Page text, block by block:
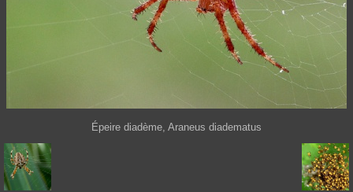
Épeire diadème, Araneus diadematus